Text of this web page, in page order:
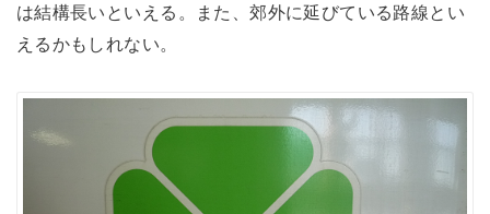
は結構長いといえる。また、郊外に延びている路線とい
えるかもしれない。